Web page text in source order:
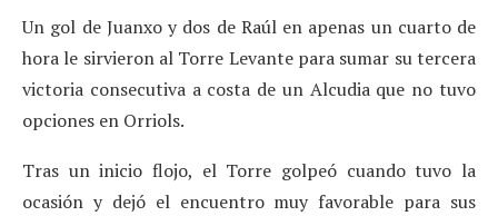
Un gol de Juanxo y dos de Raúl en apenas un cuarto de
hora le sirvieron al Torre Levante para sumar su tercera
victoria consecutiva a costa de un Alcudia que no tuvo
opciones en Orriols.
Tras un inicio flojo, el Torre golpeó cuando tuvo la
ocasión y dejó el encuentro muy favorable para sus